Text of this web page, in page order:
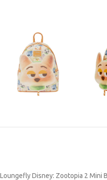
Loungefly Disney: Zootopia 2 Mini